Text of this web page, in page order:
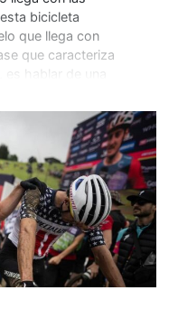
bicicleta
que llega con
que caracteriza
hablar de una
la suavidad